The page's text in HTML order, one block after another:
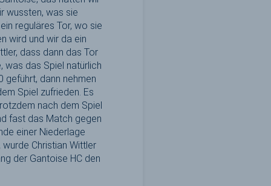
wussten, was sie
reguläres Tor, wo sie
wird und wir da ein
dass dann das Tor
was das Spiel natürlich
geführt, dann nehmen
Spiel zufrieden. Es
nach dem Spiel
fast das Match gegen
einer Niederlage
Christian Wittler
der Gantoise HC den